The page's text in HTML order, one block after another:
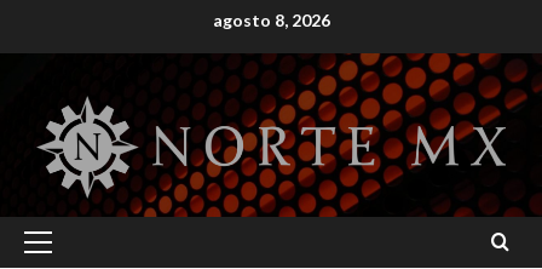
to
agosto 8, 2026
Primary